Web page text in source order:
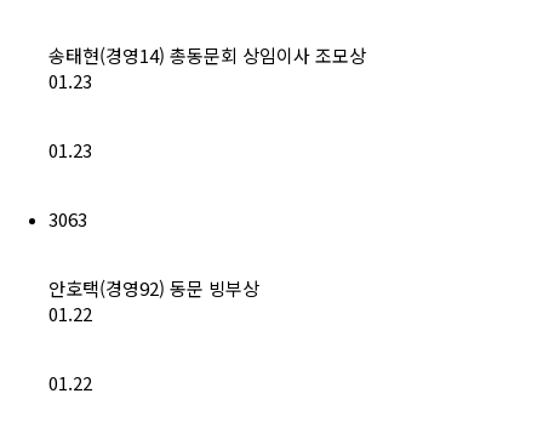
동문 동정
영상 갤러리
동문회보
모교 소식
송태현(경영14) 총동문회 상임이사 조모상
01.23
01.23
3063
안호택(경영92) 동문 빙부상
01.22
01.22